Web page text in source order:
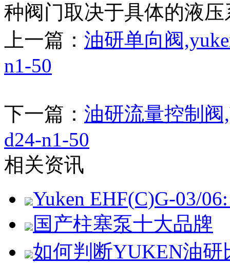
种阀门取决于具体的液
上一篇： 油研单向阀
n1-50
下一篇： 油研流量控制阀
d24-n1-50
相关资讯
Yuken EHF(C)G-03/
国产柱塞泵十大品牌
如何判断YUKEN油